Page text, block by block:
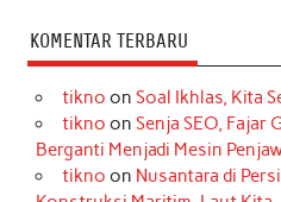
KOMENTAR TERBARU
tikno on Soal Ikhlas, Kita
tikno on Senja SEO, Fajar
Berganti Menjadi Mesin
tikno on Nusantara di